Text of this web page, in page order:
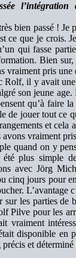
bien passé !
ce que je crois.
qui fasse
Bien
vraiment pris
Rolf, il y avait
son jeune
qu’à faire
de jouer tout ce
et
vraiment
quand on y
plus simple
avec Jörg
cinq jours pour
les parties de
Pilve pour les
vraiment
disponible en
et déterminé